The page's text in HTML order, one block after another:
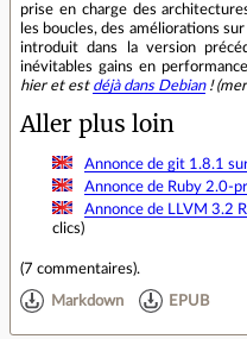
prise en charge des
les boucles, des améliorations sur
introduit dans la version
inévitables gains en
hier et est déjà dans Debian!
Aller plus loin
Annonce de git 1.8.1
Annonce de Ruby 2.0-
Annonce de LLVM 3.2
clics)
(7 commentaires).
Markdown EPUB